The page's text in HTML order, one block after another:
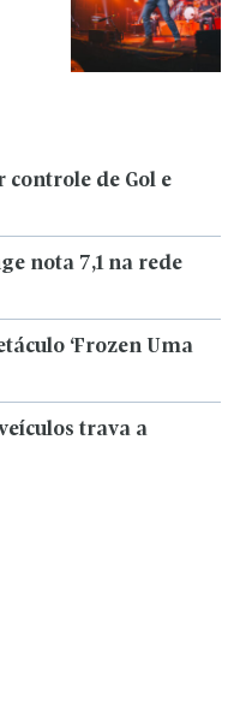
de Gol e
nota 7,1 na rede
‘Frozen Uma
trava a